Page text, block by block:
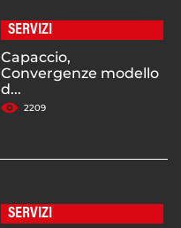
SERVIZI
Capaccio,
Convergenze modello
d...
2209
SERVIZI